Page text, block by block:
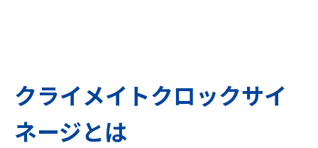
クライメイトクロックサイ
ネージとは